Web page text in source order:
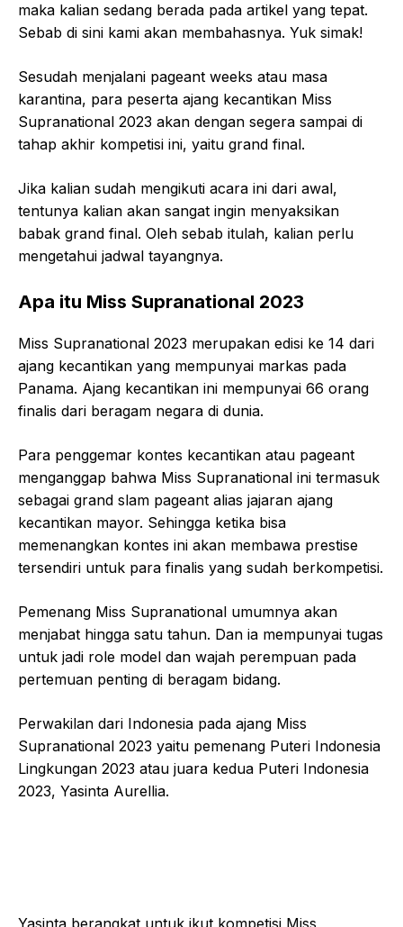
maka kalian sedang berada pada artikel yang tepat.
Sebab di sini kami akan membahasnya. Yuk simak!
Sesudah menjalani pageant weeks atau masa
karantina, para peserta ajang kecantikan Miss
Supranational 2023 akan dengan segera sampai di
tahap akhir kompetisi ini, yaitu grand final.
Jika kalian sudah mengikuti acara ini dari awal,
tentunya kalian akan sangat ingin menyaksikan
babak grand final. Oleh sebab itulah, kalian perlu
mengetahui jadwal tayangnya.
Apa itu Miss Supranational 2023
Miss Supranational 2023 merupakan edisi ke 14 dari
ajang kecantikan yang mempunyai markas pada
Panama. Ajang kecantikan ini mempunyai 66 orang
finalis dari beragam negara di dunia.
Para penggemar kontes kecantikan atau pageant
menganggap bahwa Miss Supranational ini termasuk
sebagai grand slam pageant alias jajaran ajang
kecantikan mayor. Sehingga ketika bisa
memenangkan kontes ini akan membawa prestise
tersendiri untuk para finalis yang sudah berkompetisi.
Pemenang Miss Supranational umumnya akan
menjabat hingga satu tahun. Dan ia mempunyai tugas
untuk jadi role model dan wajah perempuan pada
pertemuan penting di beragam bidang.
Perwakilan dari Indonesia pada ajang Miss
Supranational 2023 yaitu pemenang Puteri Indonesia
Lingkungan 2023 atau juara kedua Puteri Indonesia
2023, Yasinta Aurellia.